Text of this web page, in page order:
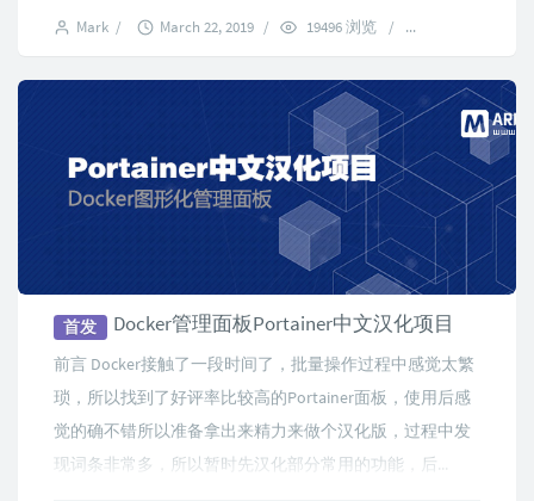
Mark / March 22, 2019 / 19496 浏览 /
首发 Docker管理面板Portainer中文汉化项目
前言 Docker接触了一段时间了，批量操作过程中感觉太繁
琐，所以找到了好评率比较高的Portainer面板，使用后感
觉的确不错所以准备拿出来精力来做个汉化版，过程中发
现词条非常多，所以暂时先汉化部分常用的功能，后...